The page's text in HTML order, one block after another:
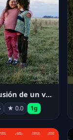
La ilusión de un verano sin fin
★ 0.0 1g